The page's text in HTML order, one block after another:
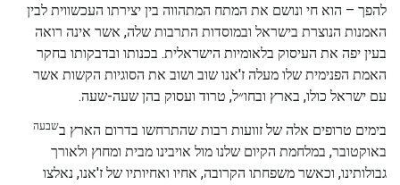
להפך – הוא חי ונושם את המתח המתהווה בין יצירתו העכשווית לבין
האמנות הנוצרת בישראל ובמוסדות התרבות שלה, אשר אינה רואה
בעין יפה את העיסוק בלאומיות הישראלית. בכנותו ובדבקותו בחקר
האמת הפנימית שלו מעלה ז'אנו שוב ושוב את הסוגיות הקשות אשר
עם ישראל כולו, בארץ ובחו״ל, טרוד ועסוק בהן שעה-שעה.
בימים טרופים אלה של זוועות רבות שהתרחשו בדרום הארץ בשבעה
באוקטובר, במלחמת הקיום שלנו מול אויבינו מבית ומחוץ ולאורך
גבולותינו, וכאשר משפחתו הקרובה, אחיו ואחיותיו של ז'אנו, נאלצו